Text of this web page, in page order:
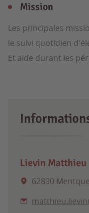
Mission
Les principales
le suivi quotidien
Et aide durant les
Lievin Matthieu
62890